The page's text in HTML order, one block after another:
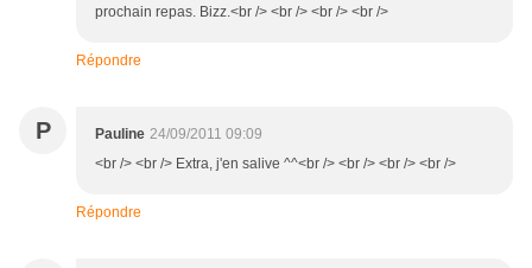
prochain repas. Bizz.<br /> <br /> <br /> <br />
Répondre
P Pauline 24/09/2011 09:09
<br /> <br /> Extra, j'en salive ^^<br /> <br /> <br /> <br />
Répondre